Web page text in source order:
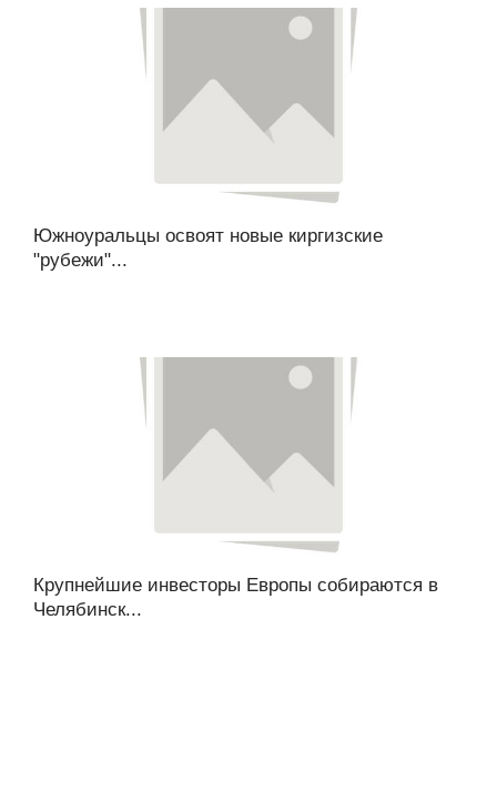
Южноуральцы освоят новые киргизские
"рубежи"...
Крупнейшие инвесторы Европы собираются в
Челябинск...